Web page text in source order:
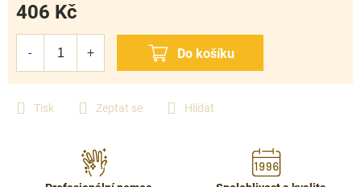
Tisk Zeptat se Hlídat
406 Kč